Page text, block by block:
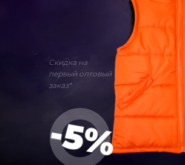
Скидка на
первый оптовый
заказ*
-5%